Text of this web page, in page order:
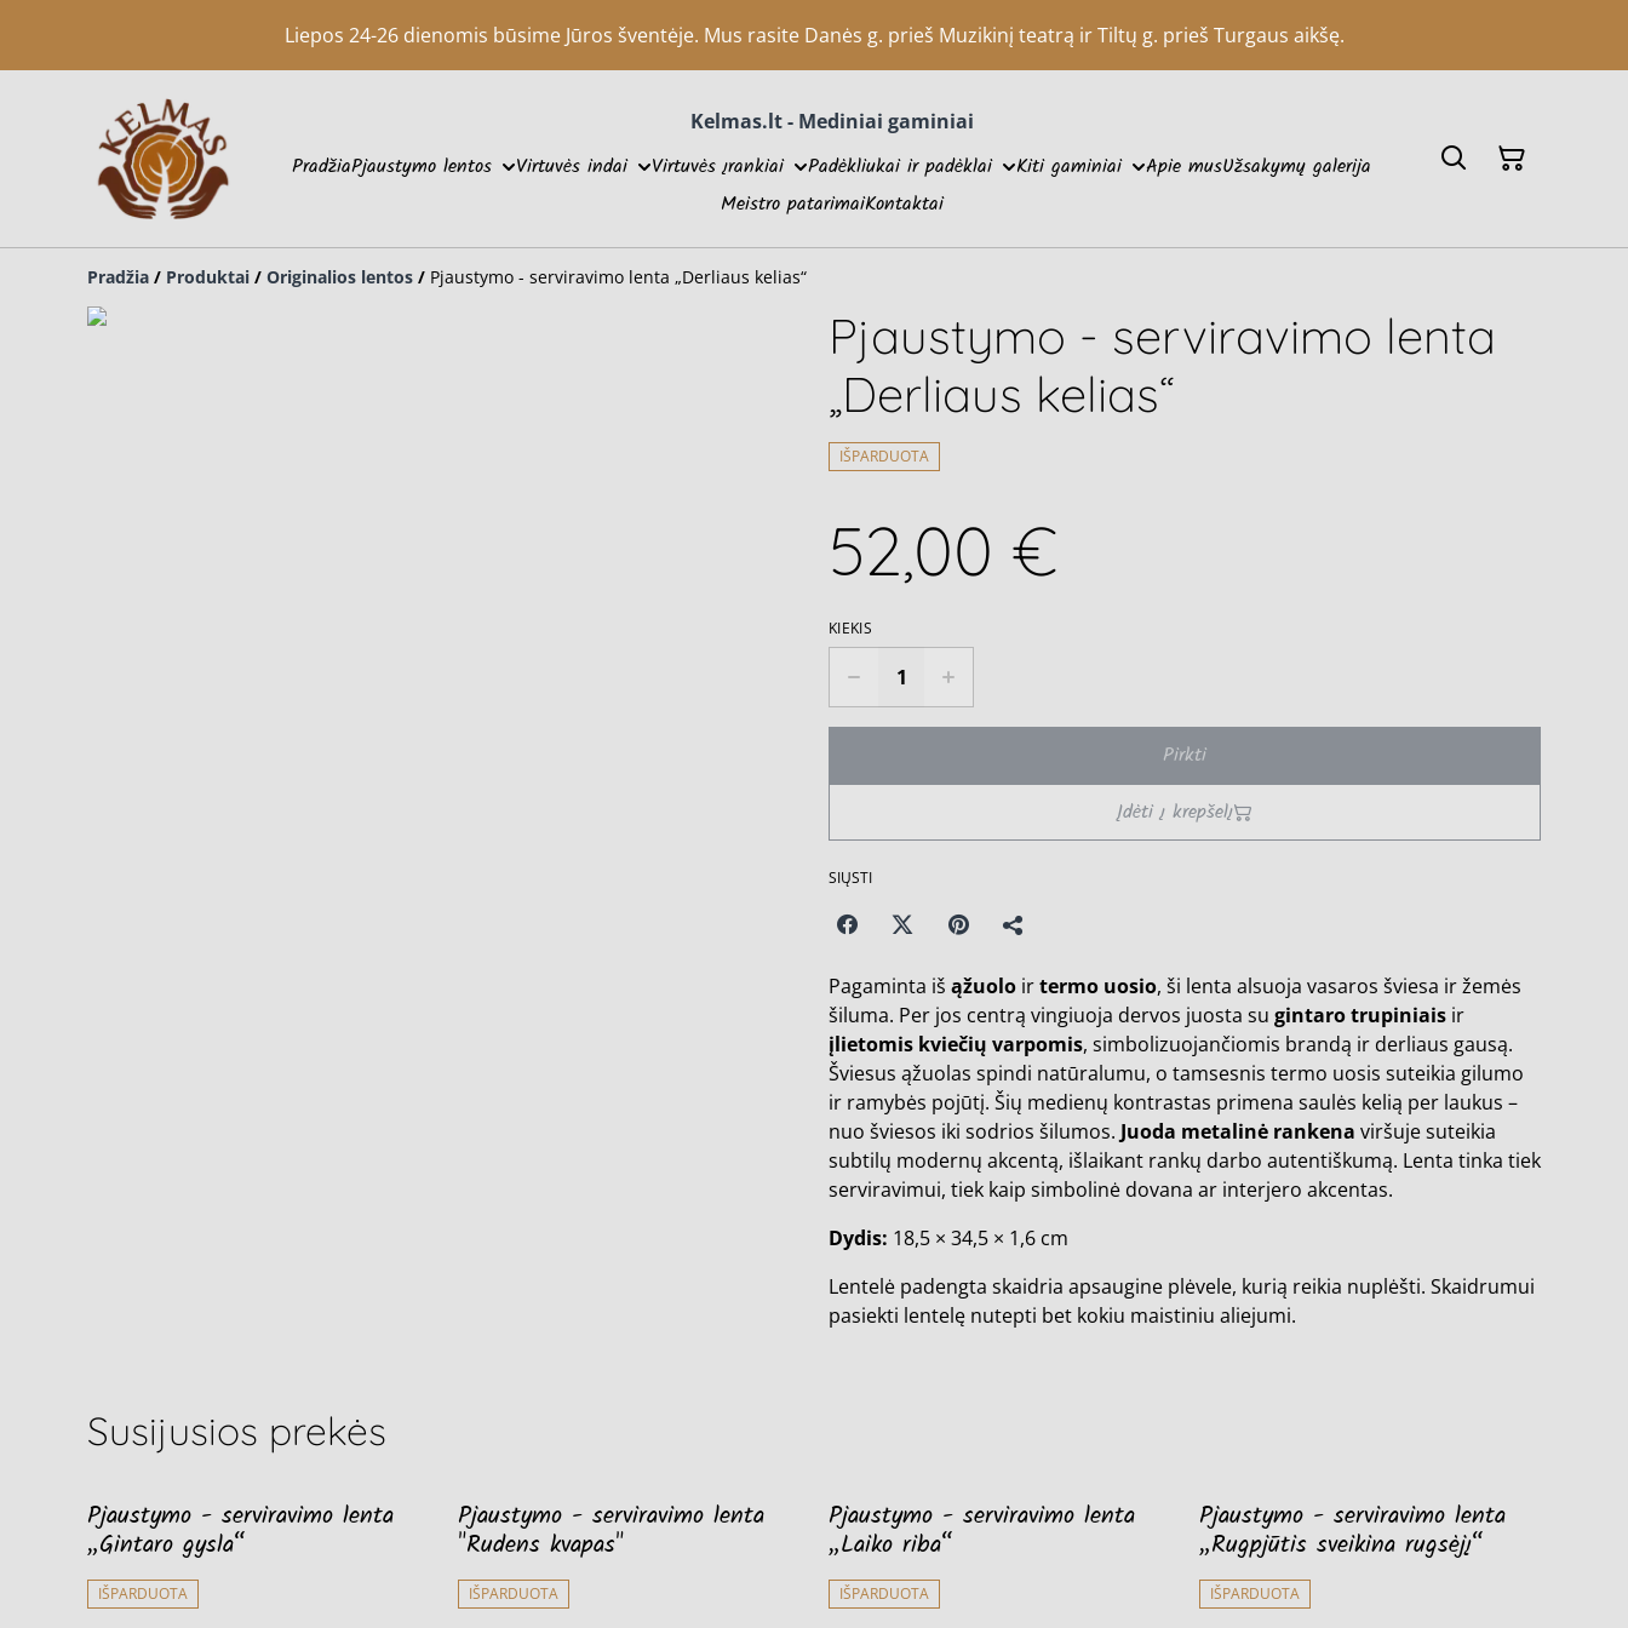
Liepos 24-26 dienomis būsime Jūros šventėje. Mus rasite Danės g. prieš Muzikinį teatrą ir Tiltų g. prieš Turgaus aikšę.
Kelmas.lt - Mediniai gaminiai
PradžiaPjaustymo lentos Virtuvės indai Virtuvės įrankiai Padėkliukai ir padėklai Kiti gaminiai Apie musUžsakymų galerija
Meistro patarimaiKontaktai
Pradžia / Produktai / Originalios lentos / Pjaustymo - serviravimo lenta „Derliaus kelias“
Pjaustymo - serviravimo lenta
„Derliaus kelias“
IŠPARDUOTA
52,00 €
KIEKIS
Pirkti
Įdėti į krepšelį
SIŲSTI
Pagaminta iš ąžuolo irtermo uosio, ši lenta alsuoja vasaros šviesa ir žemės
šiluma. Per jos centrą vingiuoja dervos juosta su gintaro trupiniais ir
įlietomis kviečių varpomis, simbolizuojančiomis brandą ir derliaus gausą.
Šviesus ąžuolas spindi natūralumu, o tamsesnis termo uosis suteikia gilumo
ir ramybės pojūtį. Šių medienų kontrastas primena saulės kelią per laukus –
nuo šviesos iki sodrios šilumos. Juoda metalinė rankena viršuje suteikia
subtilų modernų akcentą, išlaikant rankų darbo autentiškumą. Lenta tinka tiek
serviravimui, tiek kaip simbolinė dovana ar interjero akcentas.
Dydis: 18,5 × 34,5 × 1,6 cm
Lentelė padengta skaidria apsaugine plėvele, kurią reikia nuplėšti. Skaidrumui
pasiekti lentelę nutepti bet kokiu maistiniu aliejumi.
Susijusios prekės
Pjaustymo - serviravimo lenta
„Gintaro gysla“
IŠPARDUOTA
Pjaustymo - serviravimo lenta
"Rudens kvapas"
IŠPARDUOTA
Pjaustymo - serviravimo lenta
„Laiko riba“
IŠPARDUOTA
Pjaustymo - serviravimo lenta
„Rugpjūtis sveikina rugsėjį“
IŠPARDUOTA